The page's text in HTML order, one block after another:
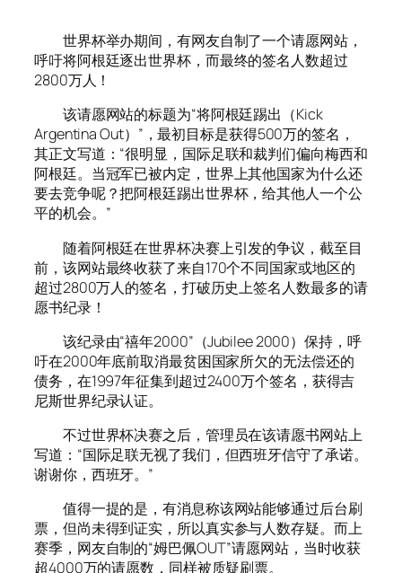
世界杯举办期间，有网友自制了一个请愿网站，
呼吁将阿根廷逐出世界杯，而最终的签名人数超过
2800万人！
该请愿网站的标题为“将阿根廷踢出（Kick
Argentina Out）”，最初目标是获得500万的签名，
其正文写道：“很明显，国际足联和裁判们偏向梅西和
阿根廷。当冠军已被内定，世界上其他国家为什么还
要去竞争呢？把阿根廷踢出世界杯，给其他人一个公
平的机会。”
随着阿根廷在世界杯决赛上引发的争议，截至目
前，该网站最终收获了来自170个不同国家或地区的
超过2800万人的签名，打破历史上签名人数最多的请
愿书纪录！
该纪录由“禧年2000”（Jubilee 2000）保持，呼
吁在2000年底前取消最贫困国家所欠的无法偿还的
债务，在1997年征集到超过2400万个签名，获得吉
尼斯世界纪录认证。
不过世界杯决赛之后，管理员在该请愿书网站上
写道：“国际足联无视了我们，但西班牙信守了承诺。
谢谢你，西班牙。”
值得一提的是，有消息称该网站能够通过后台刷
票，但尚未得到证实，所以真实参与人数存疑。而上
赛季，网友自制的“姆巴佩OUT”请愿网站，当时收获
超4000万的请愿数，同样被质疑刷票。